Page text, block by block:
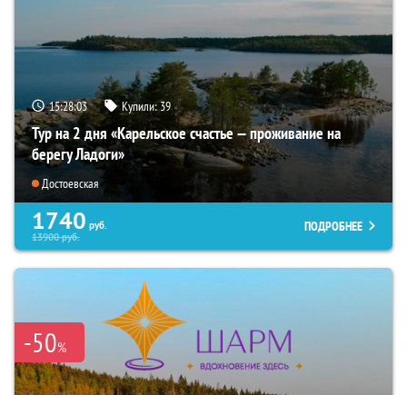
15:28:02 Купили:39
Тур на 2 дня «Карельское счастье — проживание на
берегу Ладоги»
Достоевская
1740 руб.
13900руб.
ПОДРОБНЕЕ
-50%